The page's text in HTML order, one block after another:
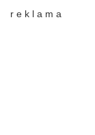
r e k l a m a